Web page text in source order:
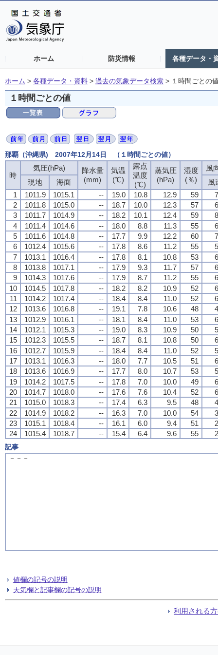
ホーム 防災情報 各種データ・
ホーム > 各種データ・資料 > 過去の気象データ検索 > １時間ごとの
１時間ごとの値
那覇（沖縄県) 2007年12月14日 （１時間ごとの値）
時
気圧(hPa)
降水量
(mm)
気温
(℃)
露点
温度
(℃)
蒸気圧
(hPa)
湿度
(％)
風
現地
海面
風
1
1011.9 1015.1 -- 19.0 10.8 12.9 59
2
1011.8 1015.0 -- 18.7 10.0 12.3 57
3
1011.7 1014.9 -- 18.2 10.1 12.4 59
4
1011.4 1014.6 -- 18.0 8.8 11.3 55
5
1011.6 1014.8 -- 17.7 9.9 12.2 60
6
1012.4 1015.6 -- 17.8 8.6 11.2 55
7
1013.1 1016.4 -- 17.8 8.1 10.8 53
8
1013.8 1017.1 -- 17.9 9.3 11.7 57
9
1014.3 1017.6 -- 17.9 8.7 11.2 55
10
1014.5 1017.8 -- 18.2 8.2 10.9 52
11
1014.2 1017.4 -- 18.4 8.4 11.0 52
12
1013.6 1016.8 -- 19.1 7.8 10.6 48
13
1012.9 1016.1 -- 18.1 8.4 11.0 53
14
1012.1 1015.3 -- 19.0 8.3 10.9 50
15
1012.3 1015.5 -- 18.7 8.1 10.8 50
16
1012.7 1015.9 -- 18.4 8.4 11.0 52
17
1013.1 1016.3 -- 18.0 7.7 10.5 51
18
1013.6 1016.9 -- 17.7 8.0 10.7 53
19
1014.2 1017.5 -- 17.8 7.0 10.0 49
20
1014.7 1018.0 -- 17.6 7.6 10.4 52
21
1015.0 1018.3 -- 17.4 6.3 9.5 48
22
1014.9 1018.2 -- 16.3 7.0 10.0 54
23
1015.1 1018.4 -- 16.1 6.0 9.4 51
24
1015.4 1018.7 -- 15.4 6.4 9.6 55
記事
－－－
値欄の記号の説明
天気欄と記事欄の記号の説明
利用される